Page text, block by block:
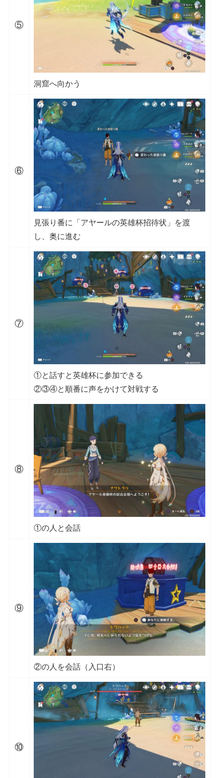
⑤
洞窟へ向かう
⑥
見張り番に「アヤールの英雄杯招待状」を渡
し、奥に進む
⑦
①と話すと英雄杯に参加できる
②③④と順番に声をかけて対戦する
⑧
①の人と会話
⑨
②の人を会話（入口右）
⑩